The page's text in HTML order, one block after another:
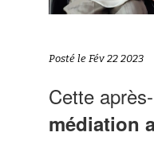
Posté le Fév 22 2023
Cette
médiation